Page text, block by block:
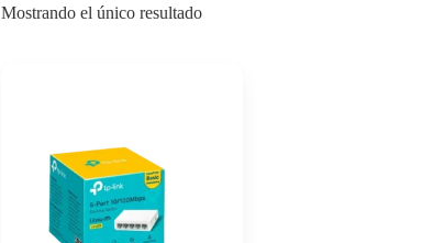
Mostrando el único resultado